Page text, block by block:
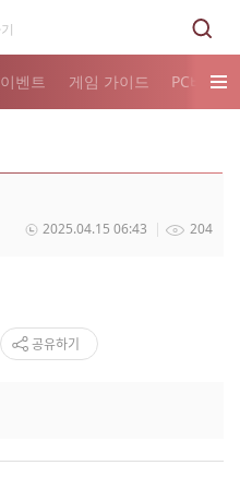
이벤트 게임 가이드 PC버전
204
2025.04.15 06:43
공유하기